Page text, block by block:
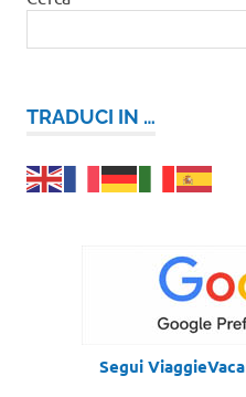
TRADUCI IN …
Segui